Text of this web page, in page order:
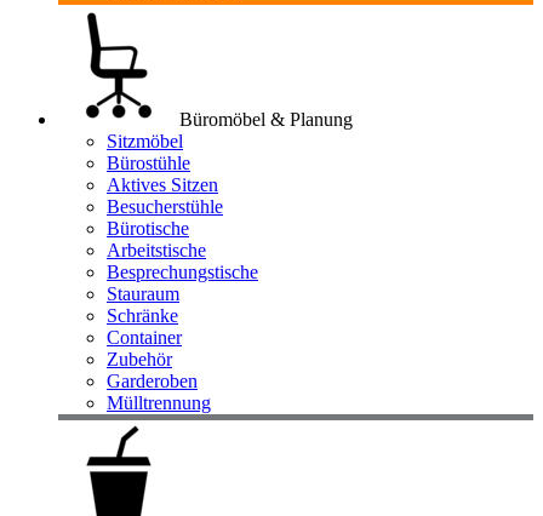
Büromöbel & Planung
Sitzmöbel
Bürostühle
Aktives Sitzen
Besucherstühle
Bürotische
Arbeitstische
Besprechungstische
Stauraum
Schränke
Container
Zubehör
Garderoben
Mülltrennung